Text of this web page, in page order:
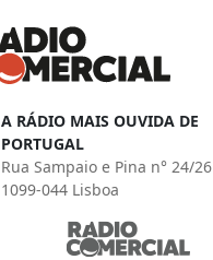
A RÁDIO MAIS OUVIDA DE
PORTUGAL
Rua Sampaio e Pina n° 24/26
1099-044 Lisboa